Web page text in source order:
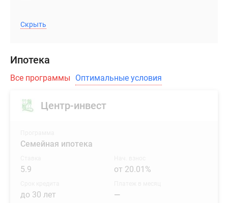
Скрыть
Ипотека
Все программы Оптимальные условия
Центр-инвест
Семейная ипотека
5.9 от 20.01%
до 30 лет —